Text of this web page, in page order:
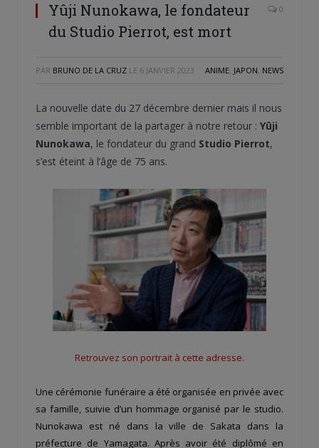
Yûji Nunokawa, le fondateur
du Studio Pierrot, est mort
0
PAR BRUNO DE LA CRUZ LE 6 JANVIER 2023 ANIME, JAPON, NEWS
La nouvelle date du 27 décembre dernier mais il nous
semble important de la partager à notre retour : Yûji
Nunokawa, le fondateur du grand Studio Pierrot,
s’est éteint à l’âge de 75 ans.
Retrouvez son portrait à cette adresse.
Une cérémonie funéraire a été organisée en privée avec
sa famille, suivie d’un hommage organisé par le studio.
Nunokawa est né dans la ville de Sakata dans la
préfecture de Yamagata. Après avoir été diplômé en